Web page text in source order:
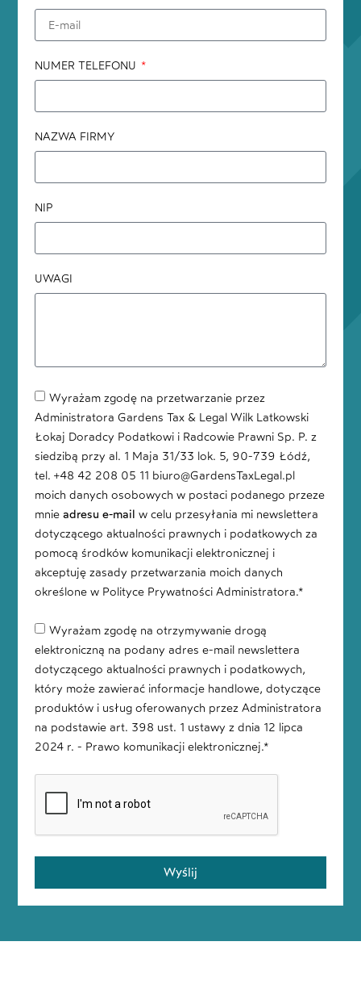
NUMER TELEFONU
NAZWA FIRMY
NIP
UWAGI
Wyrażam zgodę na przetwarzanie przez
Administratora Gardens Tax & Legal Wilk Latkowski
Łokaj Doradcy Podatkowi i Radcowie Prawni Sp. P. z
siedzibą przy al. 1 Maja 31/33 lok. 5, 90-739 Łódź,
tel. +48 42 208 05 11 biuro@GardensTaxLegal.pl
moich danych osobowych w postaci podanego przeze
mnie adresu e-mail w celu przesyłania mi newslettera
dotyczącego aktualności prawnych i podatkowych za
pomocą środków komunikacji elektronicznej i
akceptuję zasady przetwarzania moich danych
określone w Polityce Prywatności Administratora.*
Wyrażam zgodę na otrzymywanie drogą
elektroniczną na podany adres e-mail newslettera
dotyczącego aktualności prawnych i podatkowych,
który może zawierać informacje handlowe, dotyczące
produktów i usług oferowanych przez Administratora
na podstawie art. 398 ust. 1 ustawy z dnia 12 lipca
2024 r. - Prawo komunikacji elektronicznej.*
Wyślij